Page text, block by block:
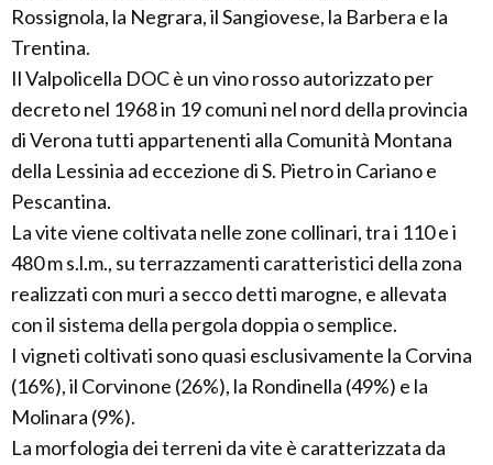
Rossignola, la Negrara, il Sangiovese, la Barbera e la
Trentina.
Il Valpolicella DOC è un vino rosso autorizzato per
decreto nel 1968 in 19 comuni nel nord della provincia
di Verona tutti appartenenti alla Comunità Montana
della Lessinia ad eccezione di S. Pietro in Cariano e
Pescantina.
La vite viene coltivata nelle zone collinari, tra i 110 e i
480 m s.l.m., su terrazzamenti caratteristici della zona
realizzati con muri a secco detti marogne, e allevata
con il sistema della pergola doppia o semplice.
I vigneti coltivati sono quasi esclusivamente la Corvina
(16%), il Corvinone (26%), la Rondinella (49%) e la
Molinara (9%).
La morfologia dei terreni da vite è caratterizzata da